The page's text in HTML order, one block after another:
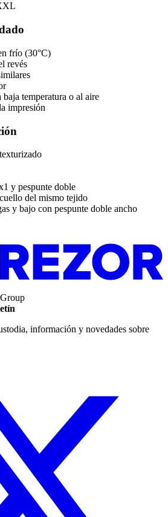
frío (30°C)
revés
baja temperatura o al aire
impresión
y pespunte doble
del mismo tejido
y bajo con pespunte doble ancho
información y novedades sobre